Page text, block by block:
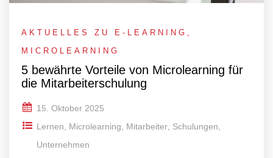
AKTUELLES ZU E-LEARNING
MICROLEARNING
5 bewährte Vorteile von Microlearning für
die Mitarbeiterschulung
15. Oktober 2025
Lernen
Microlearning Mitarbeiter Schulungen
Unternehmen